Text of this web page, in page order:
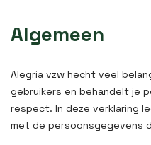
Algemeen
Alegria vzw hecht veel
gebruikers en behandelt je
respect. In deze verklaring
met de persoonsgegevens